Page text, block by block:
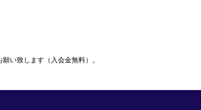
い致します（入会金無料）。